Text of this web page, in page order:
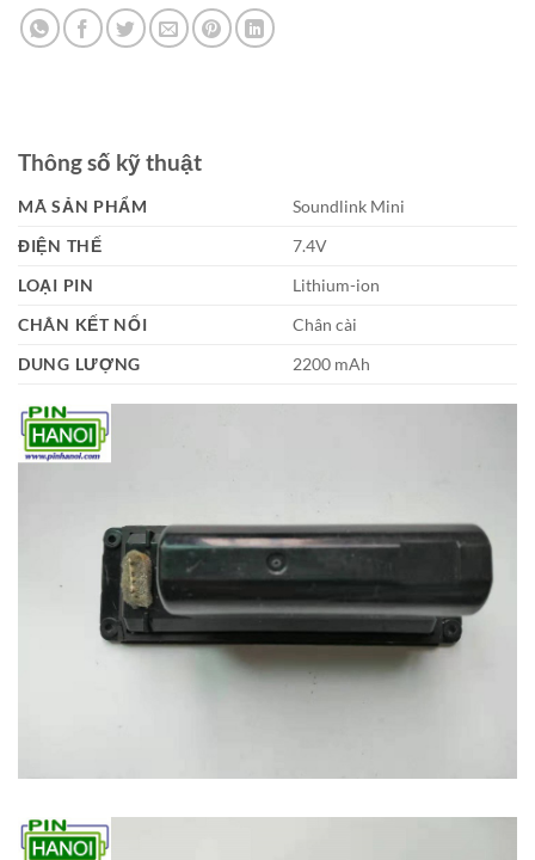
Thông số kỹ thuật
MÃ SẢN PHẨM
Soundlink Mini
ĐIỆN THẾ
7.4V
LOẠI PIN
Lithium-ion
CHÂN KẾT NỐI
Chân cài
DUNG LƯỢNG
2200 mAh